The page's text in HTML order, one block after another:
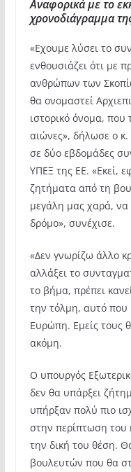
Αναφορικά με το
χρονοδιάγραμμα
«Εχουμε λύσει το
ενθουσιάζει ότι με
ανθρώπων των
θα ονομαστεί
ιστορικό όνομα, που
αιώνες», δήλωσε ο
σε δύο εβδομάδες
ΥΠΕΞ της ΕΕ. «Εκεί,
ζητήματα από τη
μεγάλη μας χαρά,
δρόμο», συνέχισε.
«Δεν γνωρίζω άλλο
αλλάξει το
το βήμα, πρέπει
την τόλμη, αυτό που
Ευρώπη. Εμείς τους
ακόμη.
Ο υπουργός
δεν θα υπάρξει
υπήρξαν πολύ πιο
στην περίπτωση του
την δική του θέση.
βουλευτών που θα